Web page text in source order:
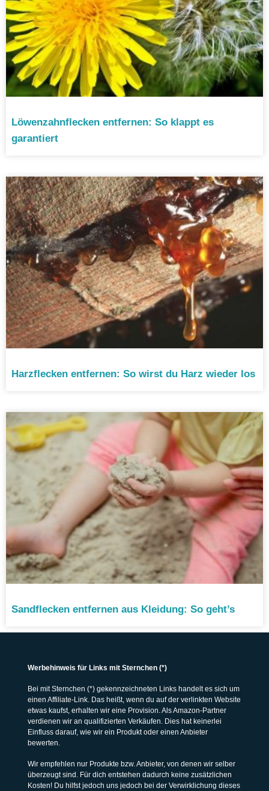
Löwenzahnflecken entfernen: So klappt es
garantiert
Harzflecken entfernen: So wirst du Harz wieder los
Sandflecken entfernen aus Kleidung: So geht’s
Werbehinweis für Links mit Sternchen (*)
Bei mit Sternchen (*) gekennzeichneten Links handelt es sich um
einen Affiliate-Link. Das heißt, wenn du auf der verlinkten Website
etwas kaufst, erhalten wir eine Provision. Als Amazon-Partner
verdienen wir an qualifizierten Verkäufen. Dies hat keinerlei
Einfluss darauf, wie wir ein Produkt oder einen Anbieter
bewerten.
Wir empfehlen nur Produkte bzw. Anbieter, von denen wir selber
überzeugt sind. Für dich entstehen dadurch keine zusätzlichen
Kosten! Du hilfst jedoch uns jedoch bei der Verwirklichung dieses